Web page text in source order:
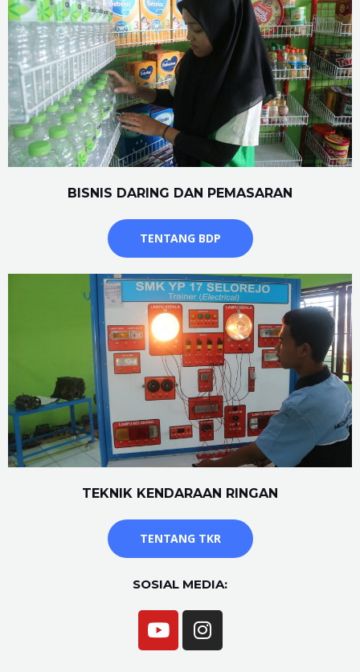
BISNIS DARING DAN PEMASARAN
TENTANG BDP
TEKNIK KENDARAAN RINGAN
TENTANG TKR
SOSIAL MEDIA: